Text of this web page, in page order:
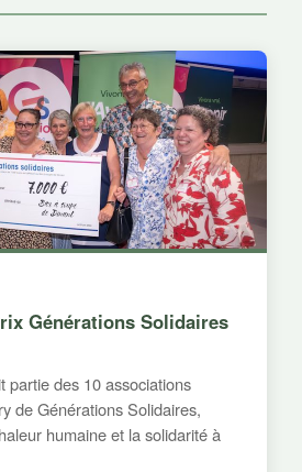
Générations Solidaires
partie des 10 associations
de Générations Solidaires,
humaine et la solidarité à